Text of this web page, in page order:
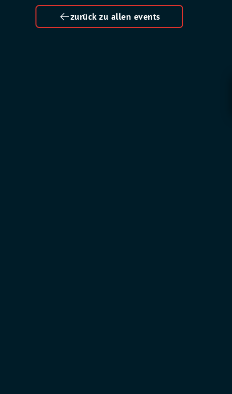
zurück zu allen events